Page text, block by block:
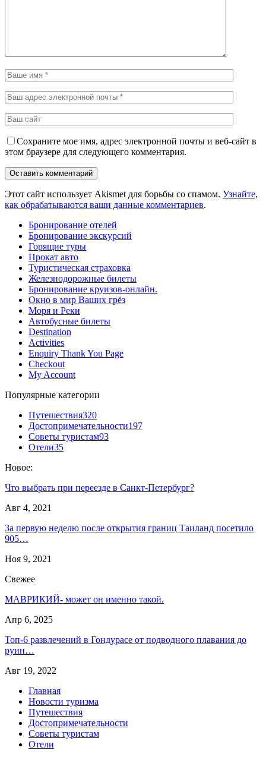
Сохраните мое имя, адрес электронной почты и веб-сайт в
этом браузере для следующего комментария.
Этот сайт использует Akismet для борьбы со спамом. Узнайте,
как обрабатываются ваши данные комментариев.
Бронирование отелей
Бронирование экскурсий
Горящие туры
Прокат авто
Туристическая страховка
Железнодорожные билеты
Бронирование круизов-онлайн.
Окно в мир Ваших грёз
Моря и Реки
Автобусные билеты
Destination
Activities
Enquiry Thank You Page
Checkout
My Account
Популярные категории
Путешествия320
Достопримечательности197
Советы туристам93
Отели35
Новое:
Что выбрать при переезде в Санкт-Петербург?
Авг 4, 2021
За первую неделю после открытия границ Таиланд посетило
905…
Ноя 9, 2021
Свежее
МАВРИКИЙ- может он именно такой.
Апр 6, 2025
Топ-6 развлечений в Гондурасе от подводного плавания до
руин…
Авг 19, 2022
Главная
Новости туризма
Путешествия
Достопримечательности
Советы туристам
Отели